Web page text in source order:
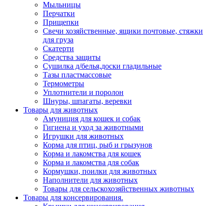
Мыльницы
Перчатки
Прищепки
Свечи хозяйственные, ящики почтовые, стяжки
для груза
Скатерти
Средства защиты
Сушилка д/белья,доски гладильные
Тазы пластмассовые
Термометры
Уплотнители и поролон
Шнуры, шпагаты, веревки
Товары для животных
Амуниция для кошек и собак
Гигиена и уход за животными
Игрушки для животных
Корма для птиц, рыб и грызунов
Корма и лакомства для кошек
Корма и лакомства для собак
Кормушки, поилки для животных
Наполнители для животных
Товары для сельскохозяйственных животных
Товары для консервирования.